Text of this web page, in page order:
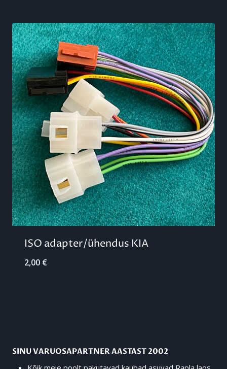
ISO adapter/ühendus KIA
2,00 €
SINU VARUOSAPARTNER AASTAST 2002